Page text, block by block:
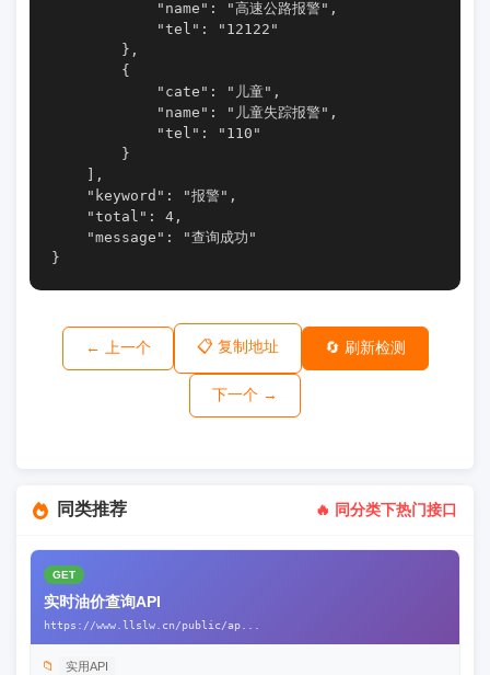
            "name": "高速公路报警",
            "tel": "12122"
        },
        {
            "cate": "儿童",
            "name": "儿童失踪报警",
            "tel": "110"
        }
    ],
    "keyword": "报警",
    "total": 4,
    "message": "查询成功"
}
← 上一个 📋 复制地址 🔄 刷新检测
下一个 →
同类推荐 🔥 同分类下热门接口
GET
实时油价查询API
https://www.llslw.cn/public/ap...
📁
实用API